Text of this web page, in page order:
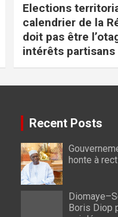
Elections
calendrier de la
doit pas être
intérêts partisans
Recent Posts
honte à
Boris Diop